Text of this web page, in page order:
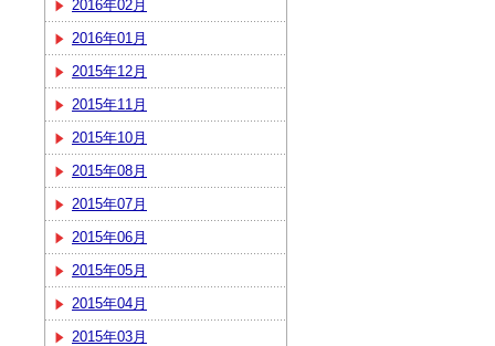
2016年02月
2016年01月
2015年12月
2015年11月
2015年10月
2015年08月
2015年07月
2015年06月
2015年05月
2015年04月
2015年03月